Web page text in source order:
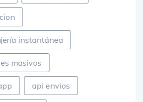
API de envios
instantánea
masivos
api envios